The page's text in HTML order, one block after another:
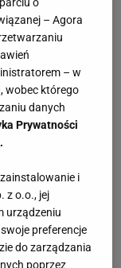
mieszkania.
po 12-
jej
mniej niż 50 zł
była kiedyś
mapie wyspy stała
– Agora
– w
wobec którego
danych
Prywatności
i
z o.o., jej
urządzeniu
preferencje
do zarządzania
poprzez